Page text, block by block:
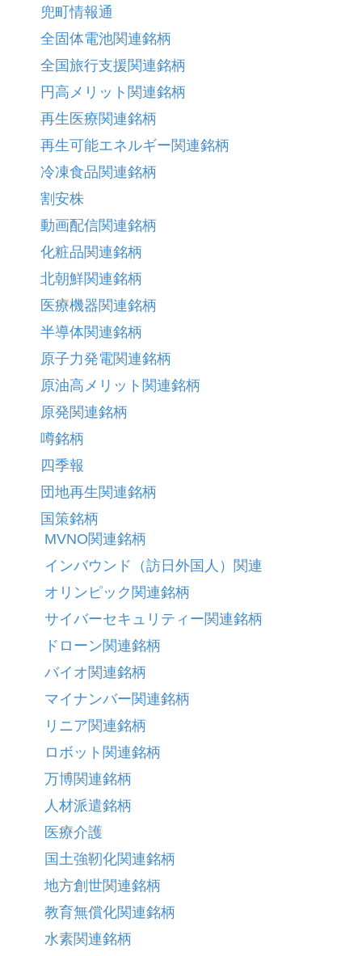
兜町情報通
全固体電池関連銘柄
全国旅行支援関連銘柄
円高メリット関連銘柄
再生医療関連銘柄
再生可能エネルギー関連銘柄
冷凍食品関連銘柄
割安株
動画配信関連銘柄
化粧品関連銘柄
北朝鮮関連銘柄
医療機器関連銘柄
半導体関連銘柄
原子力発電関連銘柄
原油高メリット関連銘柄
原発関連銘柄
噂銘柄
四季報
団地再生関連銘柄
国策銘柄
MVNO関連銘柄
インバウンド（訪日外国人）関連
オリンピック関連銘柄
サイバーセキュリティー関連銘柄
ドローン関連銘柄
バイオ関連銘柄
マイナンバー関連銘柄
リニア関連銘柄
ロボット関連銘柄
万博関連銘柄
人材派遣銘柄
医療介護
国土強靭化関連銘柄
地方創世関連銘柄
教育無償化関連銘柄
水素関連銘柄